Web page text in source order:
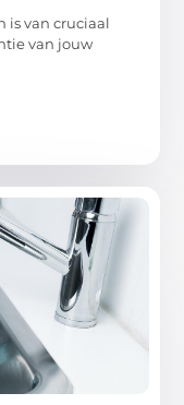
is van cruciaal
van jouw